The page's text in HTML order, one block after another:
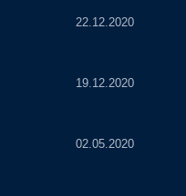
22.12.2020
19.12.2020
02.05.2020